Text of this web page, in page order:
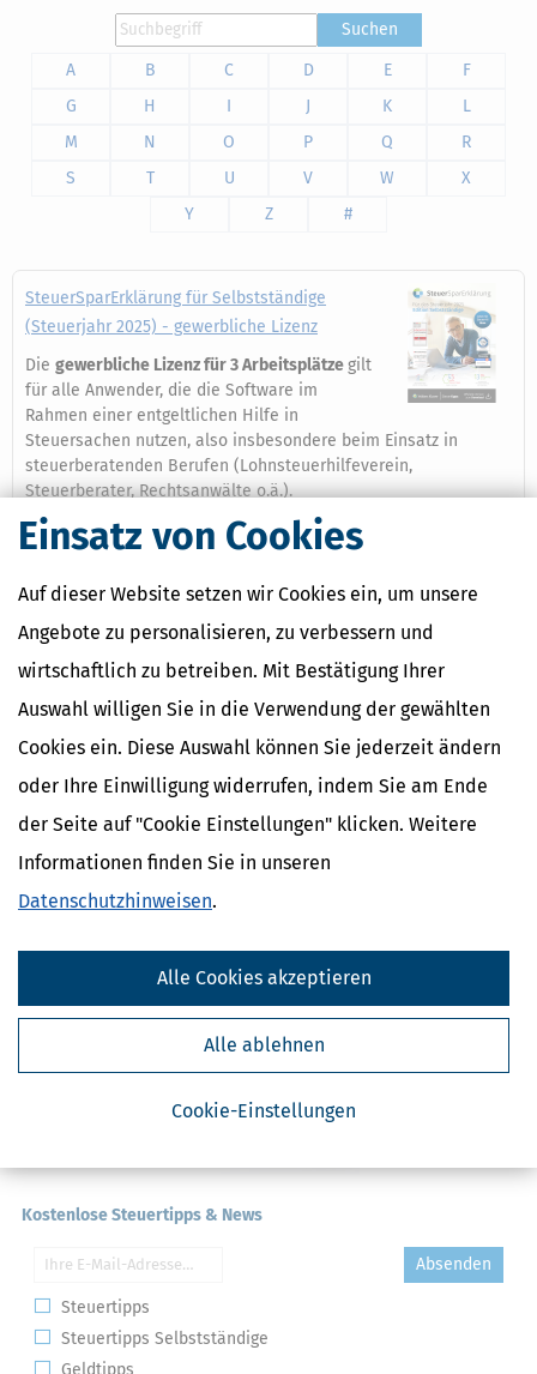
Einsatz von Cookies
Auf dieser Website setzen wir Cookies ein, um unsere
Angebote zu personalisieren, zu verbessern und
wirtschaftlich zu betreiben. Mit Bestätigung Ihrer
Auswahl willigen Sie in die Verwendung der gewählten
Cookies ein. Diese Auswahl können Sie jederzeit ändern
oder Ihre Einwilligung widerrufen, indem Sie am Ende
der Seite auf "Cookie Einstellungen" klicken. Weitere
Informationen finden Sie in unseren
Datenschutzhinweisen.
Cookie-Einstellungen
Alle ablehnen
Alle Cookies akzeptieren
Suchen
A
B C D E
F
G
H I J K
L
M
N O P Q
R
S
T U V W
X
Y
Z #
SteuerSparErklärung für Selbstständige
(Steuerjahr 2025) - gewerbliche Lizenz
Die gewerbliche Lizenz für 3 Arbeitsplätzegilt
für alle Anwender, die die Software im
Rahmen einer entgeltlichen Hilfe in
Steuersachen nutzen, also insbesondere beim Einsatz in
steuerberatenden Berufen (Lohnsteuerhilfeverein,
Steuerberater, Rechtsanwälte o.ä.).
Mehr dazu
Ähnliche Themen
Selbstständigkeit
Verwandte Begriffe
Vorsteuer
Umsatzsteuer
Umsatzsteuer / Durchschnittssätze
Kostenlose Steuertipps & News
Absenden
Steuertipps
Steuertipps Selbstständige
Geldtipps